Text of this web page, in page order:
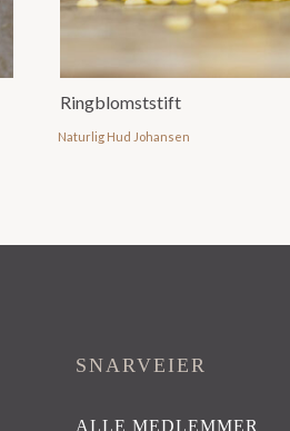
Ringblomststift
Naturlig Hud Johansen
SNARVEIER
ALLE MEDLEMMER